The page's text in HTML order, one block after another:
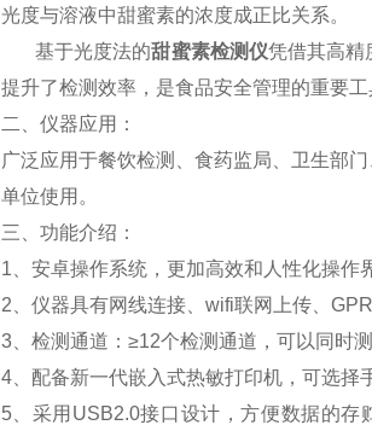
光度与溶液中甜蜜素的浓度成正比关系。
基于光度法的甜蜜素检测仪凭借其高精
提升了检测效率，是食品安全管理的重要工
二、仪器应用：
广泛应用于餐饮检测、食药监局、卫生部
单位使用。
三、功能介绍：
1、安卓操作系统，更加高效和人性化操作
2、仪器具有网线连接、wifi联网上传、
3、检测通道：≥12个检测通道，可以同时
4、配备新一代嵌入式热敏打印机，可选择
5、采用USB2.0接口设计，方便数据的